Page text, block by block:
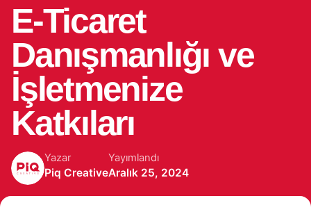
E-Ticaret
Danışmanlığı ve
İşletmenize
Katkıları
Yazar
Piq Creative
Yayımlandı
Aralık 25, 2024